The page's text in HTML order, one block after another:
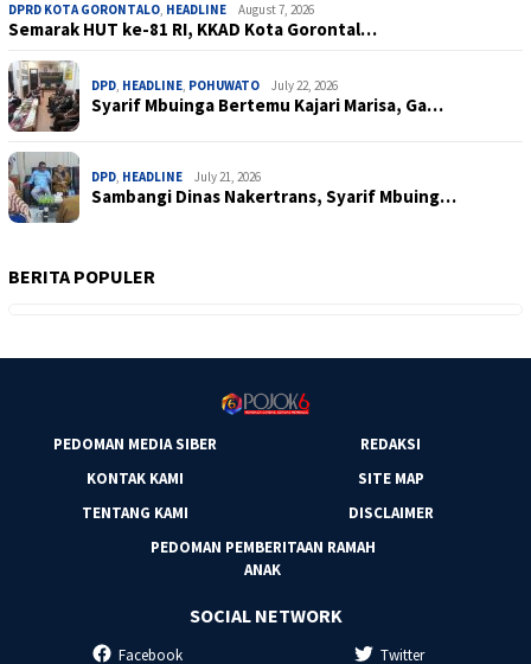
DPRD KOTA GORONTALO, HEADLINE August 7, 2026
Semarak HUT ke-81 RI, KKAD Kota Gorontal…
DPD, HEADLINE, POHUWATO July 22, 2026
Syarif Mbuinga Bertemu Kajari Marisa, Ga…
DPD, HEADLINE July 21, 2026
Sambangi Dinas Nakertrans, Syarif Mbuing…
BERITA POPULER
PEDOMAN MEDIA SIBER
REDAKSI
KONTAK KAMI
SITE MAP
TENTANG KAMI
DISCLAIMER
PEDOMAN PEMBERITAAN RAMAH
ANAK
SOCIAL NETWORK
Facebook Twitter